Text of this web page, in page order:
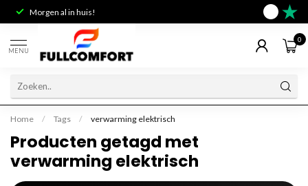
Morgen al in huis!
MENU
0
Home / Tags / verwarming elektrisch
Producten getagd met
verwarming elektrisch